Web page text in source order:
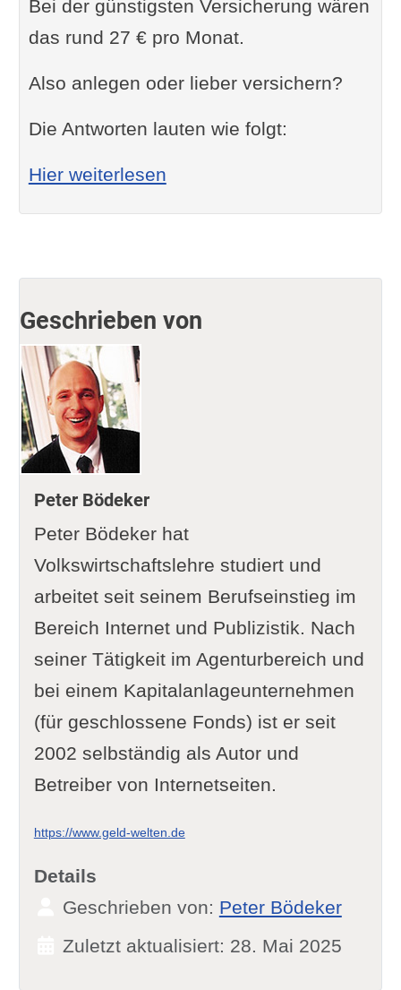
Bei der günstigsten Versicherung wären
das rund 27 € pro Monat.
Also anlegen oder lieber versichern?
Die Antworten lauten wie folgt:
Hier weiterlesen: Zahnzusatzversicherung
Geschrieben von
Peter Bödeker
Peter Bödeker hat
Volkswirtschaftslehre studiert und
arbeitet seit seinem Berufseinstieg im
Bereich Internet und Publizistik. Nach
seiner Tätigkeit im Agenturbereich und
bei einem Kapitalanlageunternehmen
(für geschlossene Fonds) ist er seit
2002 selbständig als Autor und
Betreiber von Internetseiten.
https://www.geld-welten.de
Details
Geschrieben von: Peter Bödeker
Zuletzt aktualisiert: 28. Mai 2025